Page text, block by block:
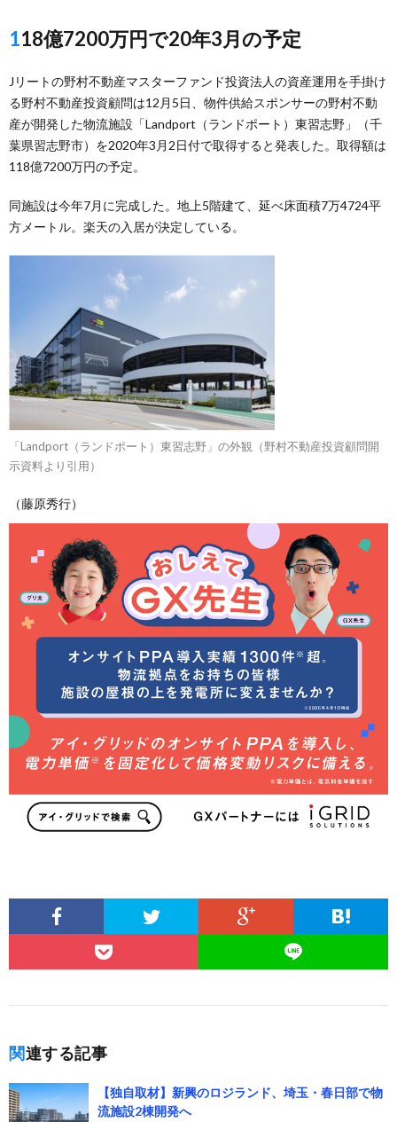
118億7200万円で20年3月の予定
Jリートの野村不動産マスターファンド投資法人の資産運用を手掛け
る野村不動産投資顧問は12月5日、物件供給スポンサーの野村不動
産が開発した物流施設「Landport（ランドポート）東習志野」（千
葉県習志野市）を2020年3月2日付で取得すると発表した。取得額は
118億7200万円の予定。
同施設は今年7月に完成した。地上5階建て、延べ床面積7万4724平
方メートル。楽天の入居が決定している。
「Landport（ランドポート）東習志野」の外観（野村不動産投資顧問開
示資料より引用）
（藤原秀行）
関連する記事
【独自取材】新興のロジランド、埼玉・春日部で物
流施設2棟開発へ